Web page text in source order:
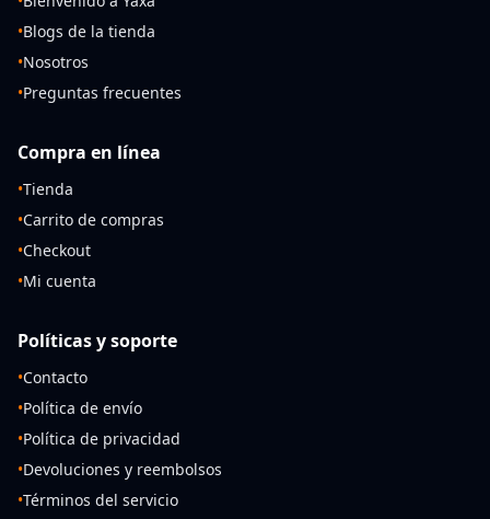
•Blogs de la tienda
•Nosotros
•Preguntas frecuentes
Compra en línea
•Tienda
•Carrito de compras
•Checkout
•Mi cuenta
Políticas y soporte
•Contacto
•Política de envío
•Política de privacidad
•Devoluciones y reembolsos
•Términos del servicio